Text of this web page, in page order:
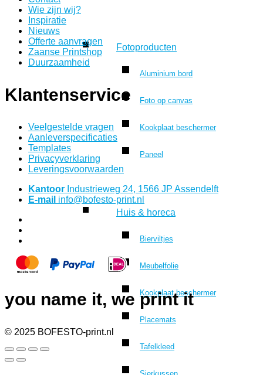
Fotoproducten
Aluminium bord
Foto op canvas
Kookplaat beschermer
Paneel
Huis & horeca
Bierviltjes
Meubelfolie
Kookplaat beschermer
Placemats
Tafelkleed
Wie zijn wij?
Inspiratie
Nieuws
Offerte aanvragen
Zaanse Printshop
Duurzaamheid
Klantenservice
Veelgestelde vragen
Aanleverspecificaties
Templates
Privacyverklaring
Leveringsvoorwaarden
Kantoor Industrieweg 24, 1566 JP Assendelft
E-mail info@bofesto-print.nl
you name it, we print it
© 2025 BOFESTO-print.nl